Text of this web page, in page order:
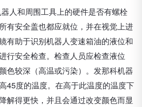
人和周围工具上的硬件是否有螺栓
有安全盖也都应就位，并在视觉上进
有助于识别机器人变速箱油的液位和
行安全检查。检查人员应检查液位
色较深（高温或污染）。发那科机器
45度的温度。在高于此温度的温度下
解得更快，并且会通过改变颜色而显